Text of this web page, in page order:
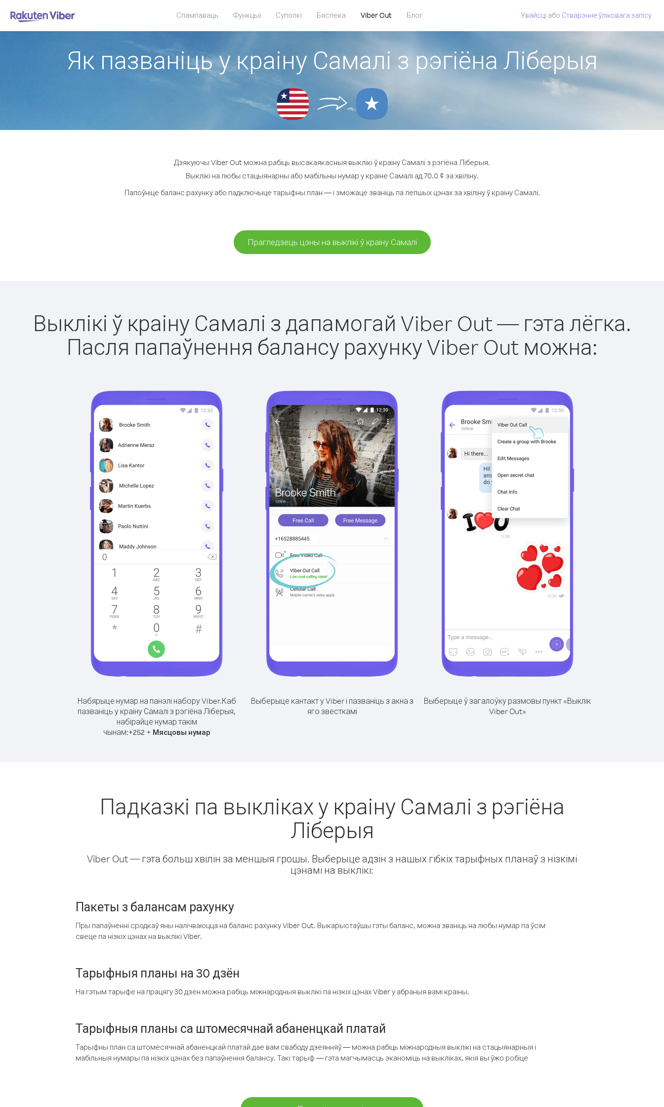
Спампаваць Функцыі Суполкі Бяспека Viber Out Блог Увайсці або Стварэнне ўліковага запісу
Як пазваніць у краіну Самалі з рэгіёна Ліберыя
Дзякуючы Viber Out можна рабіць высакаякасныя выклікі ў краіну Самалі з рэгіёна Ліберыя.
Выклікі на любы стацыянарны або мабільны нумар у краіне Самалі ад 70.0 ¢ за хвіліну.
Папоўніце баланс рахунку або падключыце тарыфны план — і зможаце званіць па лепшых цэнах за хвіліну ў краіну Самалі.
Прагледзець цэны на выклікі ў краіну Самалі
Выклікі ў краіну Самалі з дапамогай Viber Out — гэта лёгка.
Пасля папаўнення балансу рахунку Viber Out можна:
Набярыце нумар на панэлі набору Viber.Каб
пазваніць у краіну Самалі з рэгіёна Ліберыя,
набірайце нумар такім
чынам:+252+ Мясцовы нумар
Выберыце кантакт у Viber і пазваніць з акна з
яго звесткамі
Выберыце ў загалоўку размовы пункт «Выклік
Viber Out»
Падказкі па выкліках у краіну Самалі з рэгіёна
Ліберыя
Viber Out — гэта больш хвілін за меншыя грошы. Выберыце адзін з нашых гібкіх тарыфных планаў з нізкімі
цэнамі на выклікі:
Пакеты з балансам рахунку
Пры папаўненні сродкаў яны налічваюцца на баланс рахунку Viber Out. Выкарыстаўшы гэты баланс, можна званіць на любы нумар па ўсім
свеце па нізкіх цэнах на выклікі Viber.
Тарыфныя планы на 30 дзён
На гэтым тарыфе на працягу 30 дзён можна рабіць міжнародныя выклікі па нізкіх цэнах Viber у абраныя вамі краіны.
Тарыфныя планы са штомесячнай абаненцкай платай
Тарыфны план са штомесячнай абаненцкай платай дае вам свабоду дзеянняў — можна рабіць міжнародныя выклікі на стацыянарныя і
мабільныя нумары па нізкіх цэнах без папаўнення балансу. Такі тарыф — гэта магчымасць эканоміць на выкліках, якія вы ўжо робіце